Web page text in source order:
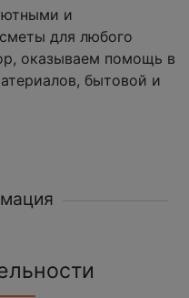
и
для любого
оказываем помощь в
бытовой и